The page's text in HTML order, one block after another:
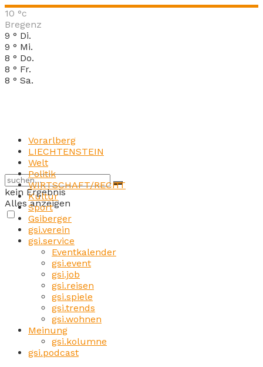
10 °c
Bregenz
9 ° Di.
9 ° Mi.
8 ° Do.
8 ° Fr.
8 ° Sa.
kein Ergebnis
Alles anzeigen
Vorarlberg
LIECHTENSTEIN
Welt
Politik
WIRTSCHAFT/RECHT
Kultur
Sport
Gsiberger
gsi.verein
gsi.service
Eventkalender
gsi.event
gsi.job
gsi.reisen
gsi.spiele
gsi.trends
gsi.wohnen
Meinung
gsi.kolumne
gsi.podcast